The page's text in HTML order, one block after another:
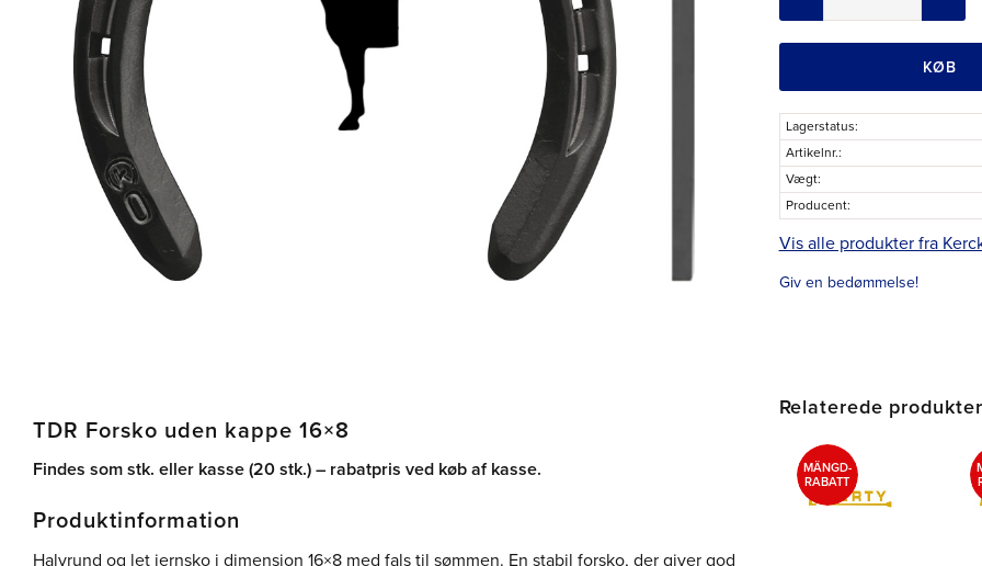
KØB
Lagerstatus
Artikelnr.
Vægt
Producent
Vis alle produkter fra
Giv en bedømmelse!
TDR Forsko uden kappe 16×8
Findes som stk. eller kasse (20 stk.) – rabatpris ved køb af kasse.
Produktinformation
Halvrund og let jernsko i dimension 16×8 med fals til sømmen. En stabil forsko, der giver god
Relaterede produkter
MÄNGD-
RABATT